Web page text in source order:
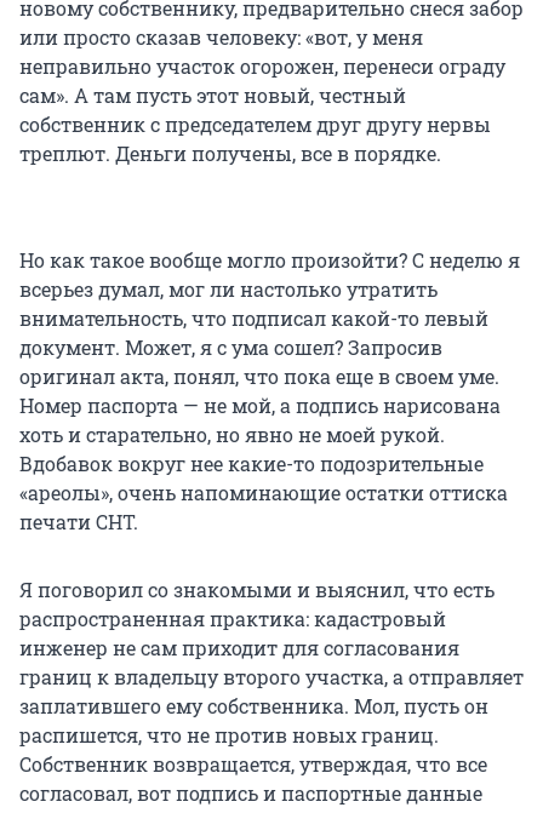
новому собственнику, предварительно снеся забор
или просто сказав человеку: «вот, у меня
неправильно участок огорожен, перенеси ограду
сам». А там пусть этот новый, честный
собственник с председателем друг другу нервы
треплют. Деньги получены, все в порядке.
Но как такое вообще могло произойти? С неделю я
всерьез думал, мог ли настолько утратить
внимательность, что подписал какой-то левый
документ. Может, я с ума сошел? Запросив
оригинал акта, понял, что пока еще в своем уме.
Номер паспорта — не мой, а подпись нарисована
хоть и старательно, но явно не моей рукой.
Вдобавок вокруг нее какие-то подозрительные
«ареолы», очень напоминающие остатки оттиска
печати СНТ.
Я поговорил со знакомыми и выяснил, что есть
распространенная практика: кадастровый
инженер не сам приходит для согласования
границ к владельцу второго участка, а отправляет
заплатившего ему собственника. Мол, пусть он
распишется, что не против новых границ.
Собственник возвращается, утверждая, что все
согласовал, вот подпись и паспортные данные